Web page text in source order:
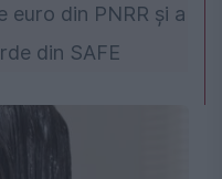
euro din PNRR și a
din SAFE